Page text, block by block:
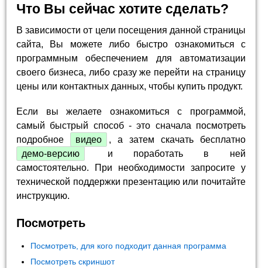
Что Вы сейчас хотите сделать?
В зависимости от цели посещения данной страницы
сайта, Вы можете либо быстро ознакомиться с
программным обеспечением для автоматизации
своего бизнеса, либо сразу же перейти на страницу
цены или контактных данных, чтобы купить продукт.
Если вы желаете ознакомиться с программой,
самый быстрый способ - это сначала посмотреть
подробное
видео
, а затем скачать бесплатно
демо-версию
и поработать в ней
самостоятельно. При необходимости запросите у
технической поддержки презентацию или почитайте
инструкцию.
Посмотреть
Посмотреть, для кого подходит данная программа
Посмотреть скриншот